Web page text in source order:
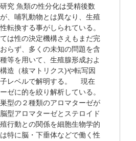
究 魚類の性分化は受精後数
、哺乳動物とは異なり、生殖
転換する事がしられている。
は性の決定機構さえもまだ完
らず、多くの未知の問題を含
等を用いて、生殖腺形成およ
造（核マトリクス)や転写因
子レベルで解明する。 現在
ゼに的を絞り解析している。
型の２種類のアロマターゼが
型アロマターゼとステロイド
行動との関係を細胞生物学的
特に脳・下垂体などで働く性